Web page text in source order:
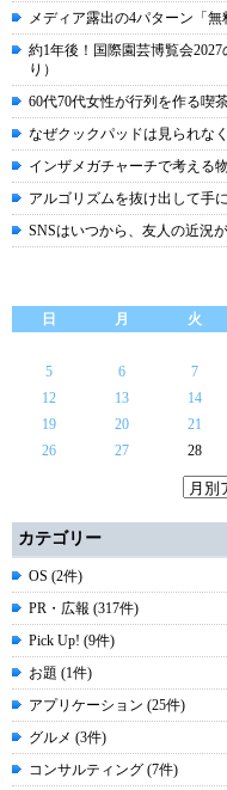
メディア露出の4パターン「
約1年後！国際園芸博覧会
り）
60代70代女性が行列を作る喫
なぜクックパッドは見られな
インザメガチャーチで考える
アルゴリズムを抜け出して手
SNSはいつから、友人の近況
日
月 火
5
6 7
12
13 14
19
20 21
26
27 28
カテゴリー
OS (2件)
PR・広報 (317件)
Pick Up! (9件)
お題 (1件)
アプリケーション (25件)
グルメ (3件)
コンサルティング (7件)